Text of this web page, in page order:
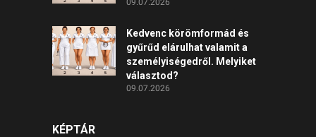
Kedvenc körömformád és
gyűrűd elárulhat valamit a
személyiségedről. Melyiket
választod?
09.07.2026
KÉPTÁR